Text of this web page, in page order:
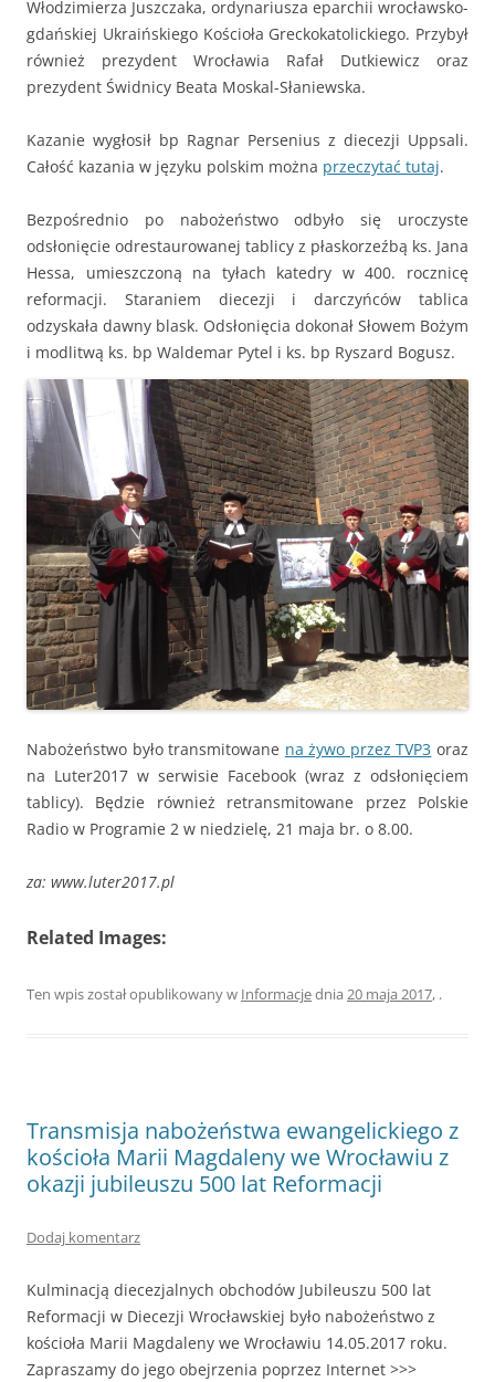
Włodzimierza Juszczaka, ordynariusza eparchii wrocławsko-
gdańskiej Ukraińskiego Kościoła Greckokatolickiego. Przybył
również prezydent Wrocławia Rafał Dutkiewicz oraz
prezydent Świdnicy Beata Moskal-Słaniewska.
Kazanie wygłosił bp Ragnar Persenius z diecezji Uppsali.
Całość kazania w języku polskim można przeczytać tutaj.
Bezpośrednio po nabożeństwo odbyło się uroczyste
odsłonięcie odrestaurowanej tablicy z płaskorzeźbą ks. Jana
Hessa, umieszczoną na tyłach katedry w 400. rocznicę
reformacji. Staraniem diecezji i darczyńców tablica
odzyskała dawny blask. Odsłonięcia dokonał Słowem Bożym
i modlitwą ks. bp Waldemar Pytel i ks. bp Ryszard Bogusz.
Nabożeństwo było transmitowane na żywo przez TVP3 oraz
na Luter2017 w serwisie Facebook (wraz z odsłonięciem
tablicy). Będzie również retransmitowane przez Polskie
Radio w Programie 2 w niedzielę, 21 maja br. o 8.00.
za: www.luter2017.pl
Related Images:
Ten wpis został opublikowany w Informacjednia 20 maja 2017, .
Transmisja nabożeństwa ewangelickiego z
kościoła Marii Magdaleny we Wrocławiu z
okazji jubileuszu 500 lat Reformacji
Dodaj komentarz
Kulminacją diecezjalnych obchodów Jubileuszu 500 lat
Reformacji w Diecezji Wrocławskiej było nabożeństwo z
kościoła Marii Magdaleny we Wrocławiu 14.05.2017 roku.
Zapraszamy do jego obejrzenia poprzez Internet >>>